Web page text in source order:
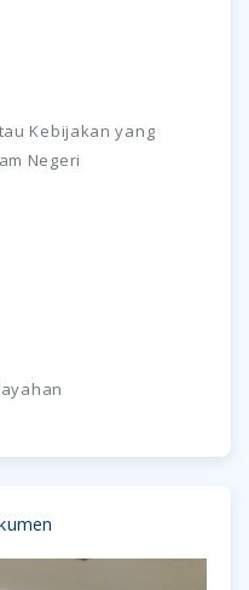
Kebijakan yang
Negeri